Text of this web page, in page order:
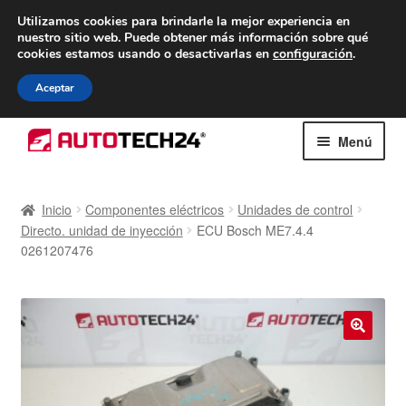
ENTREGA desde 7 EUR
De lunes a viernes de 9 a. m. a 4 p. m.
navegación
al
Menú
Caja registradora
Contacto
Envío al mundo entero
Inicio Componentes eléctricos
Unidades de control
Directo. unidad de inyección
ECU Bosch ME7.4.4
0261207476
Utilizamos cookies para brindarle la mejor experiencia en
nuestro sitio web. Puede obtener más información sobre qué
cookies estamos usando o desactivarlas en configuración.
Aceptar